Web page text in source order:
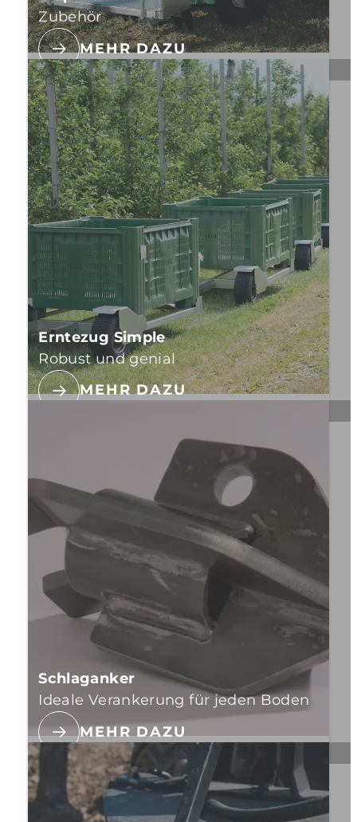
Zubehör
MEHR DAZU
Erntezug Simple
Robust und genial
MEHR DAZU
Schlaganker
Ideale Verankerung für jeden Boden
MEHR DAZU